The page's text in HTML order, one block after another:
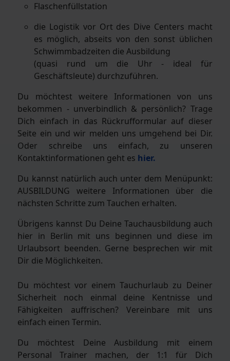
Flaschenfüllstation
die Logistik vor Ort des Dive Centers macht
es möglich, abseits von den sonst üblichen
Schwimmbadzeiten die Ausbildung
(quasi rund um die Uhr - ideal für
Geschäftsleute) durchzuführen.
Du möchtest weitere Informationen von uns
bekommen - unverbindlich & persönlich? Trage
Dich einfach in das Rückrufformular auf dieser
Seite ein und wir melden uns umgehend bei Dir.
Oder schreibe uns einfach, zu unseren
Kontaktinformationen geht es hier.
Du kannst natürlich auch unter dem Menüpunkt:
AUSBILDUNG weitere Informationen über die
nächsten Schritte zum Tauchen erhalten.
Übrigens kannst Du Deine Tauchausbildung auch
hier in Berlin mit uns beginnen und diese im
Urlaubsort beenden. Gerne besprechen wir mit
Dir die Möglichkeiten.
Du möchtest vor einem Tauchurlaub zu Deiner
Sicherheit noch einmal deine Kentnisse und
Fähigkeiten auffrischen? Vereinbare mit uns
einfach einen Termin.
Du möchtest Deine Ausbildung mit einem
Personal Trainer machen, der 1:1 für Dich